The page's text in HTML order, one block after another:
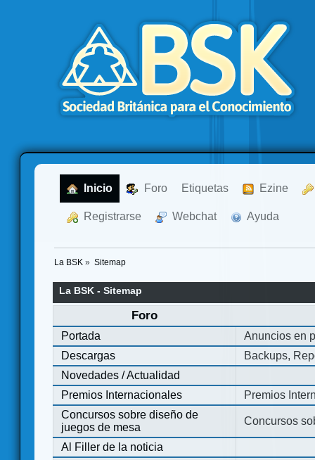
Inicio Foro Etiquetas Ezine
Registrarse Webchat Ayuda
La BSK » Sitemap
La BSK - Sitemap
Foro
Portada
Anuncios en
Descargas
Backups,
Novedades / Actualidad
Premios Internacionales
Premios
Concursos sobre diseño de
juegos de mesa
Concursos
Al Filler de la noticia